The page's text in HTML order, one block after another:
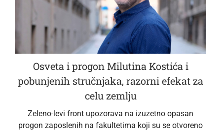
Osveta i progon Milutina Kostića i
pobunjenih stručnjaka, razorni efekat za
celu zemlju
Zeleno-levi front upozorava na izuzetno opasan
progon zaposlenih na fakultetima koji su se otvoreno